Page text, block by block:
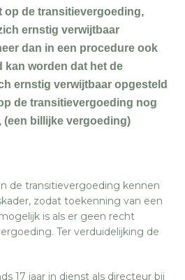
op de transitievergoeding,
ernstig verwijtbaar
dan in een procedure ook
kan worden dat het de
ernstig verwijtbaar opgesteld
de transitievergoeding nog
(een billijke vergoeding)
de transitievergoeding kennen
zodat toekenning van een
is als er geen recht
Ter verduidelijking de
17 jaar in dienst als directeur bij